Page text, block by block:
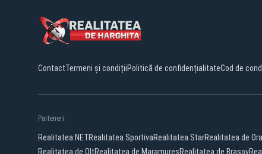
ContactTermeni și condițiiPolitică de confidențialitateCod de
Parteneri:
Realitatea.NETRealitatea SportivaRealitatea StarRealitatea de
Realitatea de OltRealitatea de MaramuresRealitatea de Brasov